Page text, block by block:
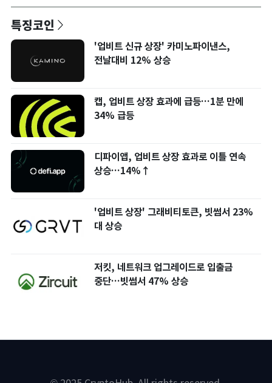
특징코인
'업비트 신규 상장' 카미노파이낸스,
전날대비 12% 상승
캡, 업비트 상장 효과에 급등…1분 만에
34% 급등
디파이앱, 업비트 상장 효과로 이틀 연속
상승…14%↑
'업비트 상장' 그래비티토큰, 빗썸서 23%
대 상승
저킷, 네트워크 업그레이드로 입출금
중단…빗썸서 47% 상승